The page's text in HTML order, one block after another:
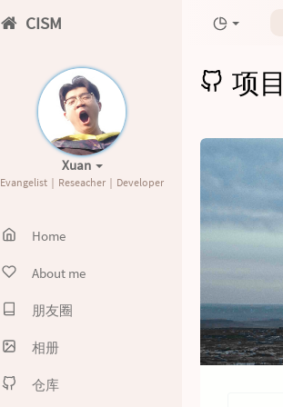
CISM
Xuan
Evangelist｜Reseacher｜Developer
Home
About me
朋友圈
相册
仓库
项